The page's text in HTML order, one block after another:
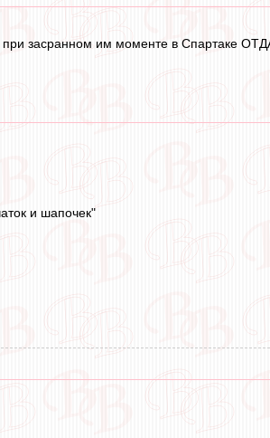
- при засранном им моменте в Спартаке
и шапочек"